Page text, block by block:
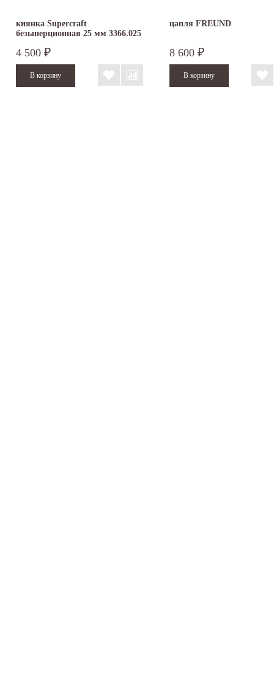
киянка Supercraft
безынерционная 25 мм 3366.025
4 500 ₽
цапля FREUND
8 600 ₽